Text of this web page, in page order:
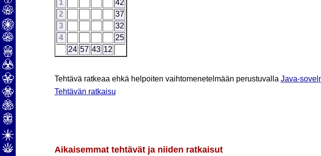
1
42
2
37
3
32
4
25
24 57 43 12
Tehtävä ratkeaa ehkä helpoiten vaihtomenetelmään perustuvalla Java-
Tehtävän ratkaisu
Aikaisemmat tehtävät ja niiden ratkaisut